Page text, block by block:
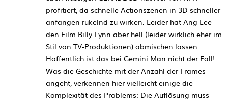
profitiert, da schnelle Actionszenen in 3D schneller
anfangen rukelnd zu wirken. Leider hat Ang Lee
den Film Billy Lynn aber hell (leider wirklich eher im
Stil von TV-Produktionen) abmischen lassen.
Hoffentlich ist das bei Gemini Man nicht der Fall!
Was die Geschichte mit der Anzahl der Frames
angeht, verkennen hier vielleicht einige die
Komplexität des Problems: Die Auflösung muss